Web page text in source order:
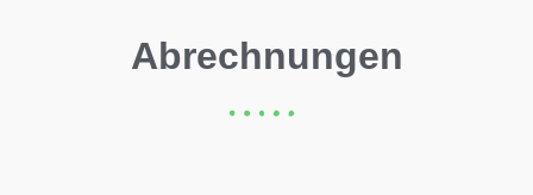
Abrechnungen